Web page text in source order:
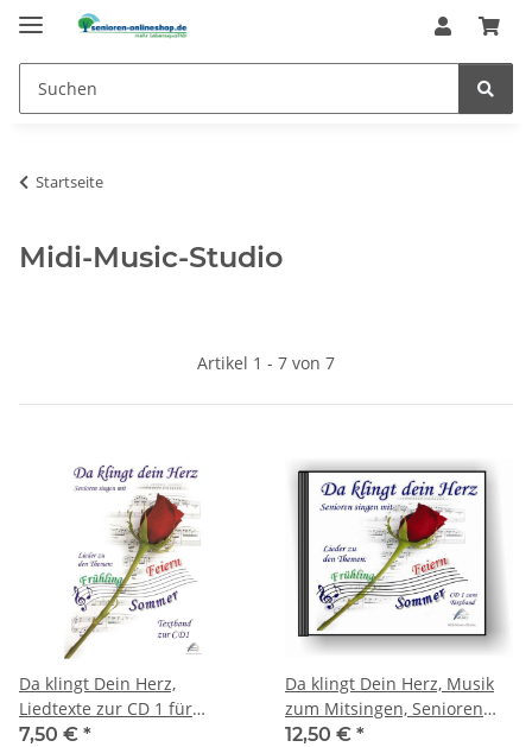
Startseite
Midi-Music-Studio
Artikel 1 - 7 von 7
Da klingt Dein Herz,
Liedtexte zur CD 1 für
Senioren als Datei
7,50 € *
Da klingt Dein Herz, Musik
zum Mitsingen, Senioren
singen, CD 1
12,50 € *